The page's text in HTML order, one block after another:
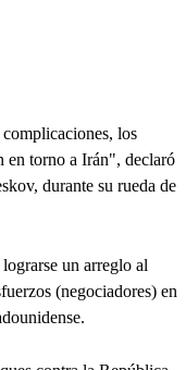
los
en torno a Irán", declaró
durante su rueda de
un arreglo al
(negociadores) en